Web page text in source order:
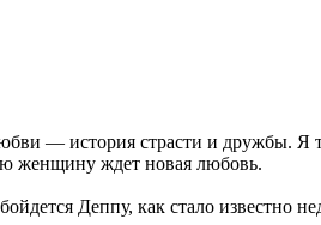
— история страсти и дружбы. Я
женщину ждет новая любовь.
Деппу, как стало известно